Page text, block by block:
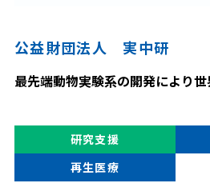
公益財団法人 実中研
最先端動物実験系の開発により
研究支援
再生医療